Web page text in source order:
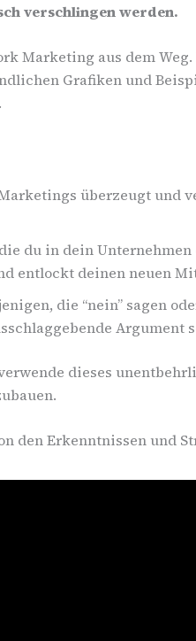
verschlingen werden.
Marketing aus dem
Grafiken und
überzeugt und
du in dein
entlockt deinen neuen
die “nein” sagen
Argument
dieses
den Erkenntnissen und